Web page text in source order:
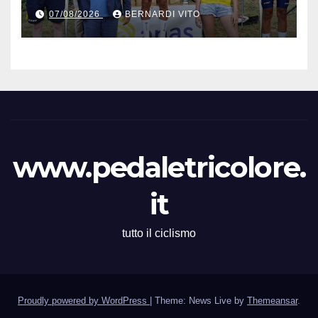
Mare e Monti” nelle terre del
grande Poeta Italiano
Giacomo Leopardi
07/08/2026 BERNARDI VITO
www.pedaletricolore.
it
tutto il ciclismo
Proudly powered by WordPress Theme: News Live by Themeansar.